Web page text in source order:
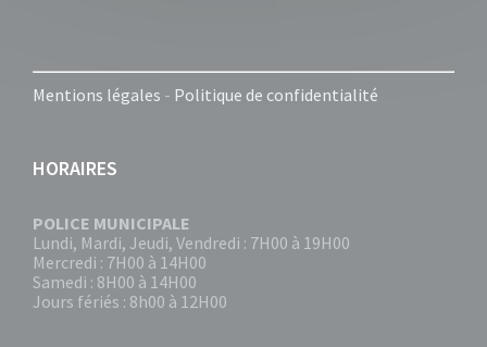
Mentions légales - Politique de confidentialité
HORAIRES
POLICE MUNICIPALE
Lundi, Mardi, Jeudi, Vendredi : 7H00 à 19H00
Mercredi : 7H00 à 14H00
Samedi : 8H00 à 14H00
Jours fériés : 8h00 à 12H00